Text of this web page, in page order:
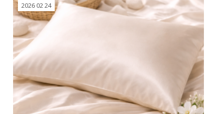
2026 02 24